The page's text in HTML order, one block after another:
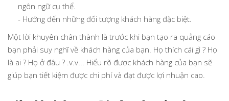
ngôn ngữ cụ thể.
- Hướng đến những đối tượng khách hàng đặc biệt.
Một lời khuyên chân thành là trước khi bạn tạo ra quảng cáo
bạn phải suy nghĩ về khách hàng của bạn. Họ thích cái gì ? Họ
là ai ? Họ ở đâu ? .v.v... Hiểu rõ được khách hàng của bạn sẽ
giúp bạn tiết kiệm được chi phí và đạt được lợi nhuận cao.